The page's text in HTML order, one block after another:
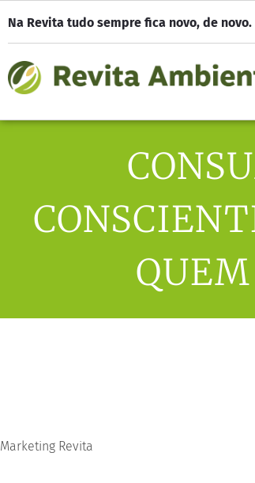
Na Revita tudo sempre fica novo, de novo.
Marketing Revita